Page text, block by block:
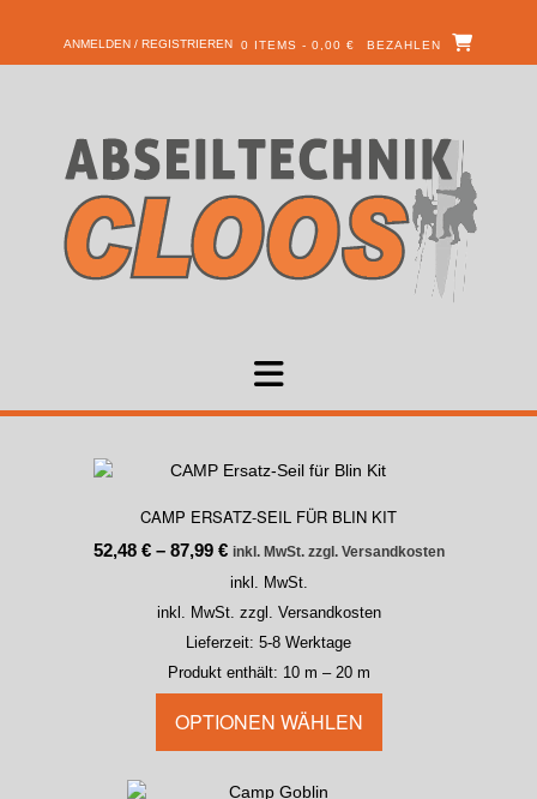
ANMELDEN / REGISTRIEREN 0 ITEMS - 0,00 € BEZAHLEN
CAMP ERSATZ-SEIL FÜR BLIN KIT
52,48 €– 87,99 € inkl. MwSt. zzgl. Versandkosten
inkl. MwSt.
inkl. MwSt. zzgl. Versandkosten
Lieferzeit: 5-8 Werktage
Produkt enthält: 10 m – 20 m
OPTIONEN WÄHLEN